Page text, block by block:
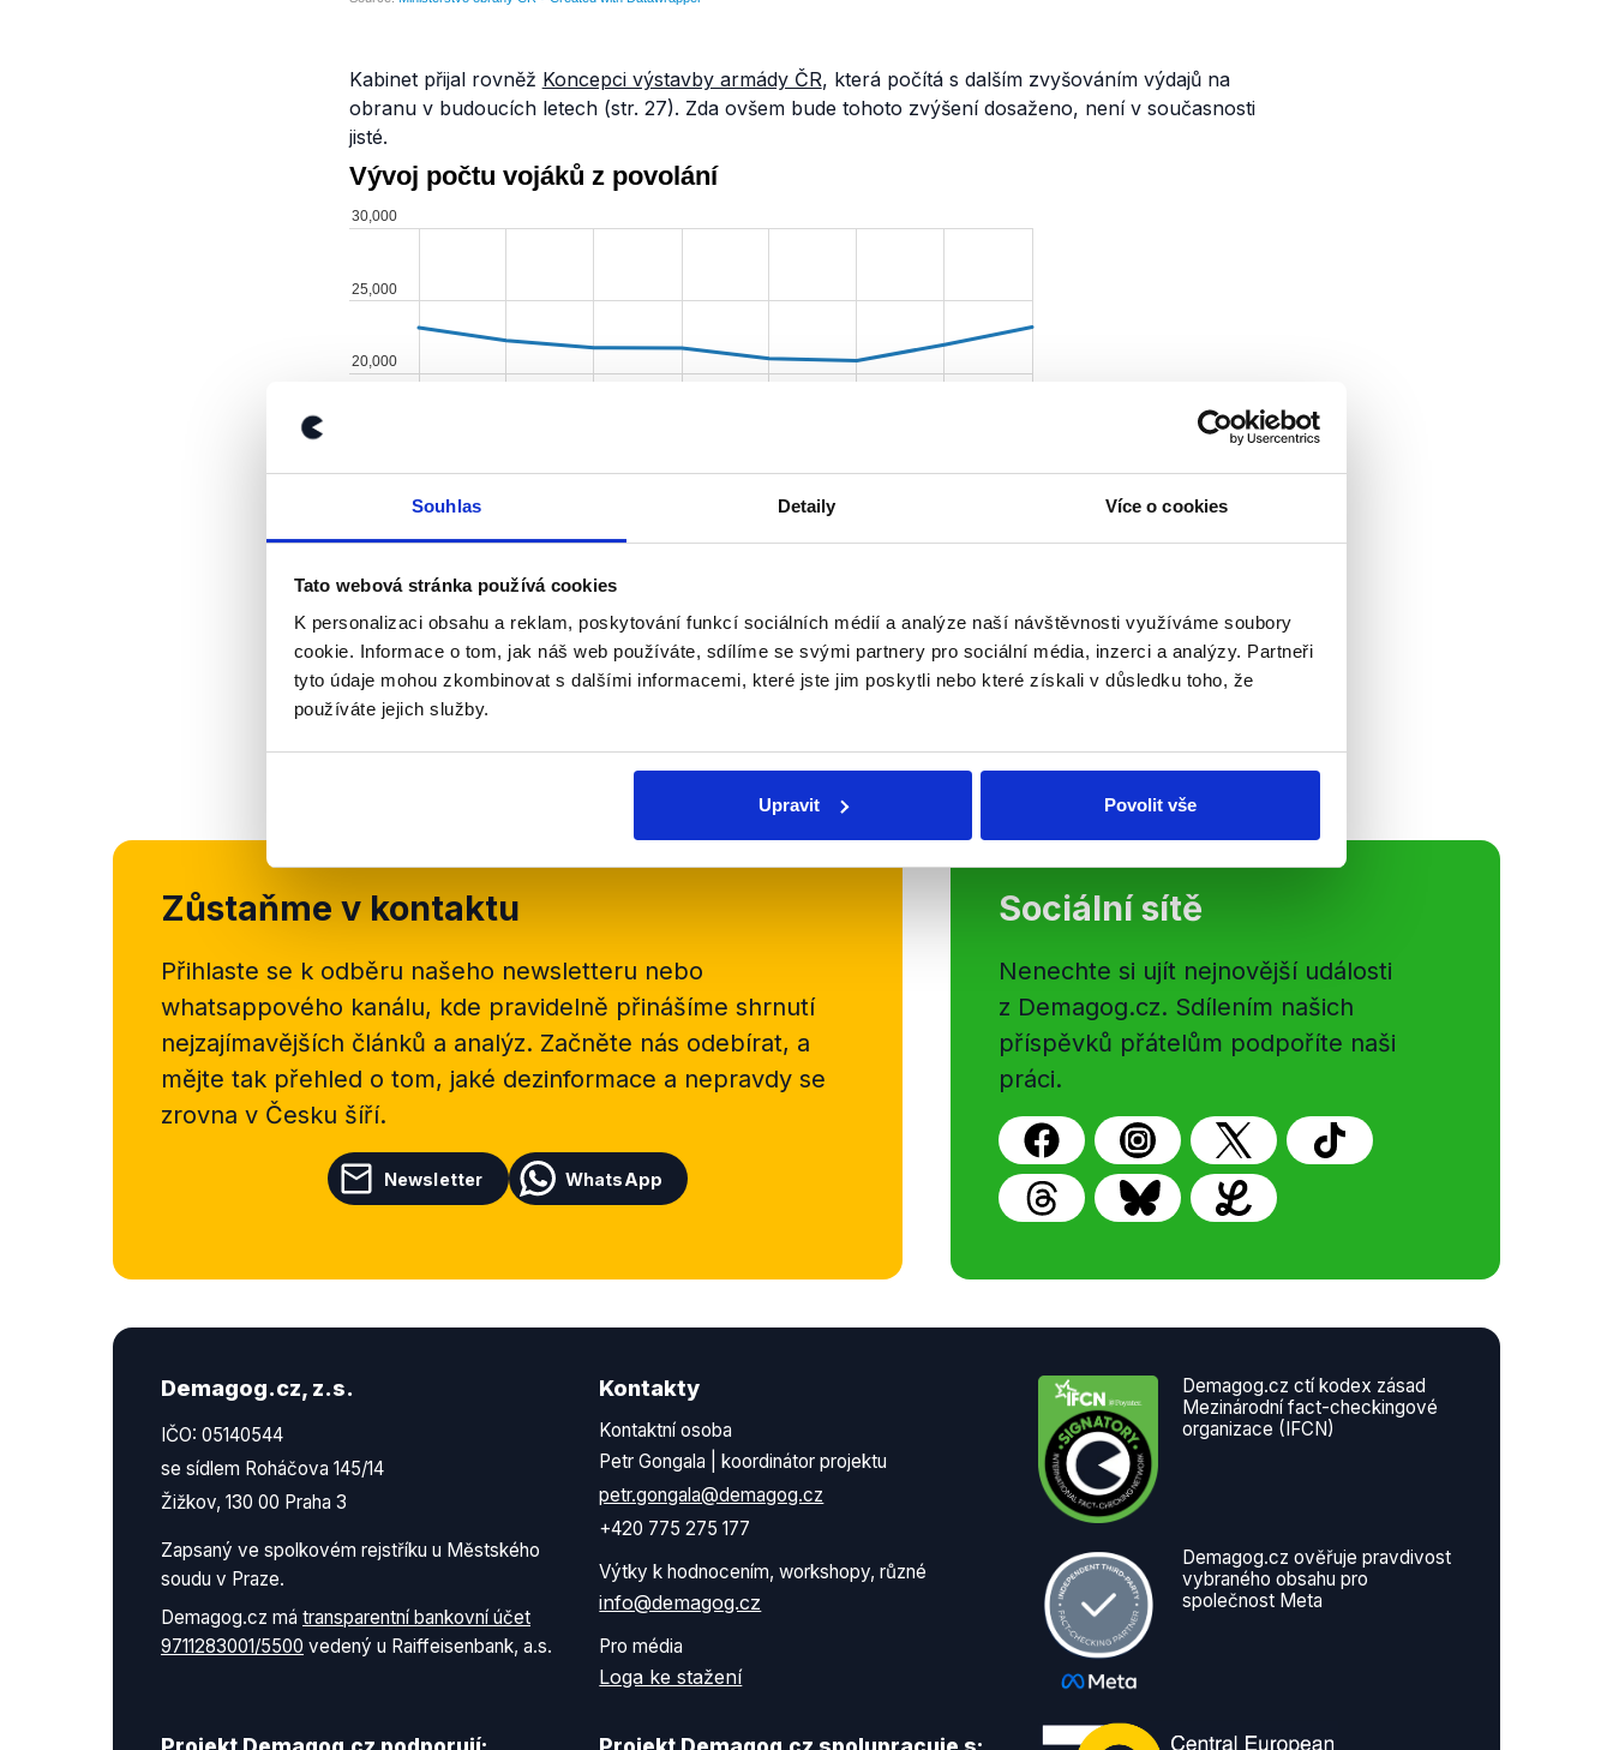
Souhlas Detaily Více o cookies
Tato webová stránka používá cookies
K personalizaci obsahu a reklam, poskytování funkcí sociálních médií a analýze naší návštěvnosti využíváme soubory
cookie. Informace o tom, jak náš web používáte, sdílíme se svými partnery pro sociální média, inzerci a analýzy. Partneři
tyto údaje mohou zkombinovat s dalšími informacemi, které jste jim poskytli nebo které získali v důsledku toho, že
používáte jejich služby.
Upravit Povolit vše
Kabinet přijal rovněž Koncepci výstavby armády ČR, která počítá s dalším zvyšováním výdajů na
obranu v budoucích letech (str. 27). Zda ovšem bude tohoto zvýšení dosaženo, není v současnosti
jisté.
Stran personální situace vycházíme z vývoje počtu vojáků (i dalších zaměstnanců) v resortu
ministerstva obrany.
dlouhodobější propad zastavila a lehce pootočila trend. Slib tedy hodnotíme jako splněný.
Zůstaňme v kontaktu
Přihlaste se k odběru našeho newsletteru nebo
whatsappového kanálu, kde pravidelně přinášíme shrnutí
nejzajímavějších článků a analýz. Začněte nás odebírat, a
mějte tak přehled o tom, jaké dezinformace a nepravdy se
zrovna v Česku šíří.
Newsletter WhatsApp
Sociální sítě
Nenechte si ujít nejnovější události
z Demagog.cz. Sdílením našich
příspěvků přátelům podpoříte naši
práci.
Demagog.cz, z.s.
IČO: 05140544
se sídlem Roháčova 145/14
Žižkov, 130 00 Praha 3
Zapsaný ve spolkovém rejstříku u Městského
soudu v Praze.
Demagog.cz má transparentní bankovní účet
9711283001/5500 vedený u Raiffeisenbank, a.s.
Kontakty
Kontaktní osoba
Petr Gongala | koordinátor projektu
petr.gongala@demagog.cz
+420 775 275 177
Výtky k hodnocením, workshopy, různé
info@demagog.cz
Pro média
Loga ke stažení
Demagog.cz ctí kodex zásad
Mezinárodní fact-checkingové
organizace (IFCN)
Demagog.cz ověřuje pravdivost
vybraného obsahu pro
společnost Meta